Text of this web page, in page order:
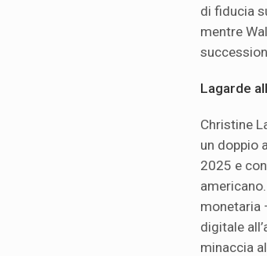
di fiducia
mentre
Lagarde
Christine
un doppio
2025 e
monetaria
digitale
minaccia